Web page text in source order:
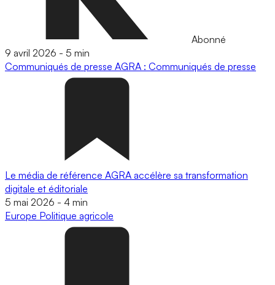
Abonné
9 avril 2026 - 5 min
Communiqués de presse AGRA : Communiqués de presse
Le média de référence AGRA accélère sa transformation
digitale et éditoriale
5 mai 2026 - 4 min
Europe Politique agricole